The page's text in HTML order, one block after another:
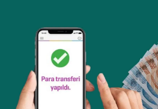
Spor
Eğitim